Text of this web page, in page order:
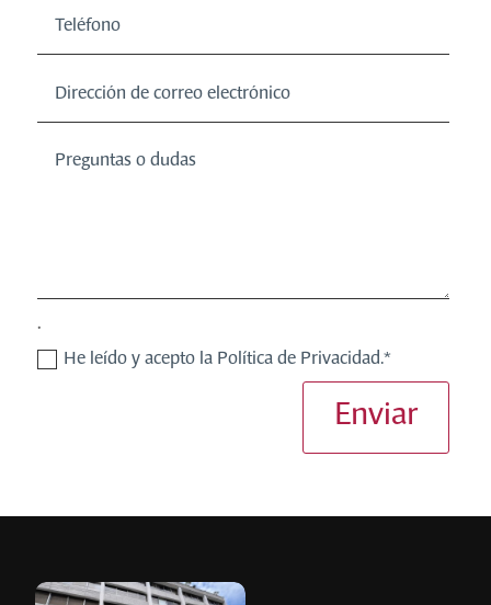
.
He leído y acepto la Política de Privacidad.*
Enviar